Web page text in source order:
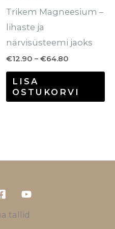
tootelehel.
Trikem Magneesium –
lihaste ja
närvisüsteemi jaoks
€12.90 – €64.80
LISA
OSTUKORVI